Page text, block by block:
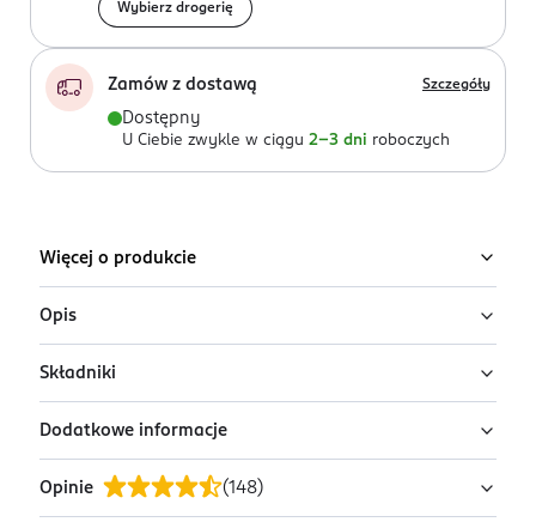
Wybierz drogerię
Zamów z dostawą Szczegóły
Dostępny
U Ciebie zwykle w ciągu 2-3 dni roboczych
Więcej o produkcie
Opis
Antyperspirant w sprayu Rexona Advanced
Protection Bright Bouquet
nawet do 72 godzin niezawodnej ochrony przed potem
i nieprzyjemnym zapachem, dzięki czemu możesz
Składniki
Butane, Isobutane, Propane, Isohexadecane, PPG-14
Butyl Ether, Aluminum Starch Octenylsuccinate,
Helianthus Annuus Seed Oil, C12-15 Alkyl Benzoate,
Dodatkowe informacje
PRZYGOTOWANIE I STOSOWANIE
Opinie (148)